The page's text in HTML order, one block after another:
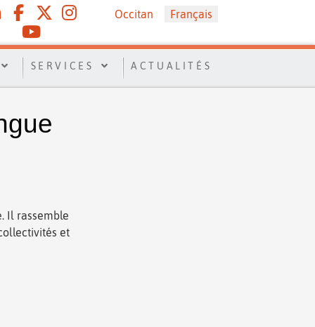
Sélectionnez votre langue
Occitan Français
SERVICES ACTUALITÉS
Il rassemble
et